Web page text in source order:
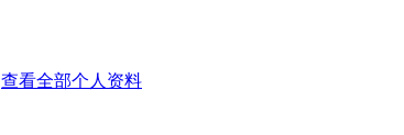
查看全部个人资料